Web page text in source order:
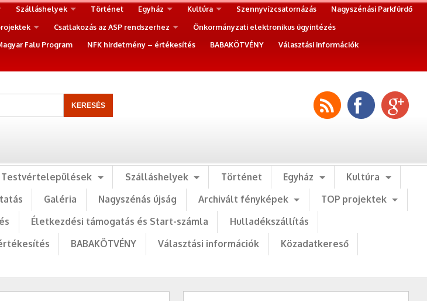
Szálláshelyek Történet Egyház Kultúra Szennyvízcsatornázás
Nagyszénási Parkfürdő
Csatlakozás az ASP rendszerhez
Önkormányzati elektronikus ügyintézés
Falu Program NFK hirdetmény – értékesítés BABAKÖTVÉNY
Választási információk
Testvértelepülések Szálláshelyek Történet Egyház
Kultúra
Galéria Nagyszénás újság Archivált fényképek
TOP projektek
Életkezdési támogatás és Start-számla
Hulladékszállítás
BABAKÖTVÉNY Választási információk
Közadatkereső